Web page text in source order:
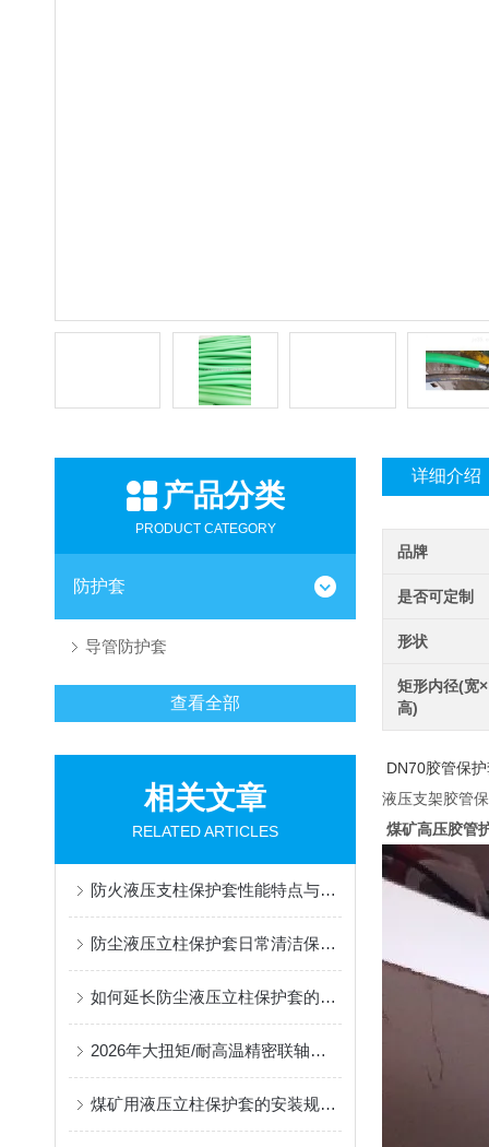
产品分类
PRODUCT CATEGORY
防护套
导管防护套
查看全部
相关文章
RELATED ARTICLES
防火液压支柱保护套性能特点与阻燃防护应用
防尘液压立柱保护套日常清洁保养与更换规范
如何延长防尘液压立柱保护套的使用寿命？
2026年大扭矩/耐高温精密联轴器定制找哪家？能实现精准定制的优质厂家盘点
煤矿用液压立柱保护套的安装规范与使用寿命提升方案
详细介绍
品牌
是否可定制
形状
矩形内径(宽×
高)
DN70胶管保
液压支架胶管
煤矿高压胶管